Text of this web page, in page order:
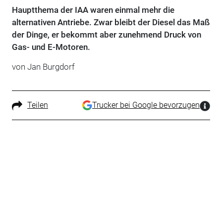
Hauptthema der IAA waren einmal mehr die
alternativen Antriebe. Zwar bleibt der Diesel das Maß
der Dinge, er bekommt aber zunehmend Druck von
Gas- und E-Motoren.
von Jan Burgdorf
Teilen Trucker bei Google bevorzugen